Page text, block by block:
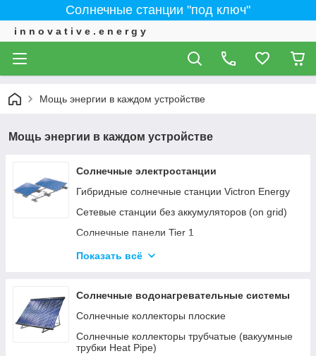
Солнечные станции "под ключ"
i n n o v a t i v e . e n e r g y
Мощь энергии в каждом устройстве
Мощь энергии в каждом устройстве
Солнечные электростанции
Гибридные солнечные станции Victron Energy
Сетевые станции без аккумуляторов (on grid)
Солнечные панели Tier 1
ИНВЕРТОРЫ - Сетевые, автономные,
Показать всё
Солнечные водонагревательные системы
Солнечные коллекторы плоские
Солнечные коллекторы трубчатые (вакуумные
трубки Heat Pipe)